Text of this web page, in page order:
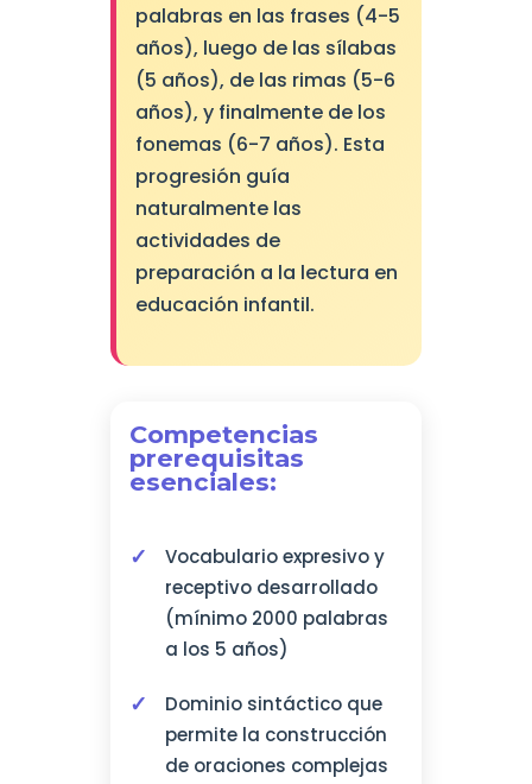
palabras en las frases (4-5
años), luego de las sílabas
(5 años), de las rimas (5-6
años), y finalmente de los
fonemas (6-7 años). Esta
progresión guía
naturalmente las
actividades de
preparación a la lectura en
educación infantil.
Competencias
prerequisitas
esenciales:
Vocabulario expresivo y
receptivo desarrollado
(mínimo 2000 palabras
a los 5 años)
Dominio sintáctico que
permite la construcción
de oraciones complejas